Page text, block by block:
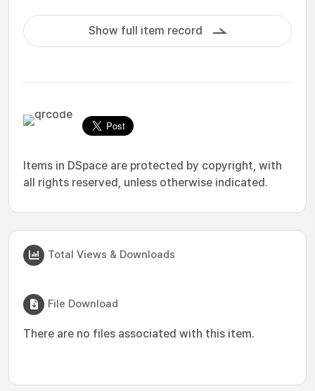
Show full item record
Items in DSpace are protected by copyright, with
all rights reserved, unless otherwise indicated.
Total Views & Downloads
File Download
There are no files associated with this item.